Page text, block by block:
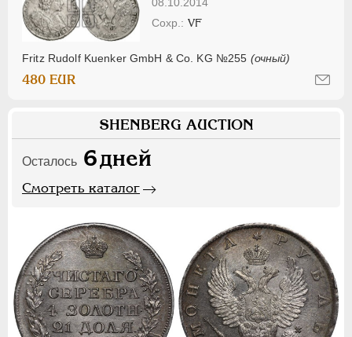
Fritz Rudolf Kuenker GmbH & Co. KG №255 (очный)
VF
480 EUR
SHENBERG AUCTION
Осталось 6дней
Смотреть каталог